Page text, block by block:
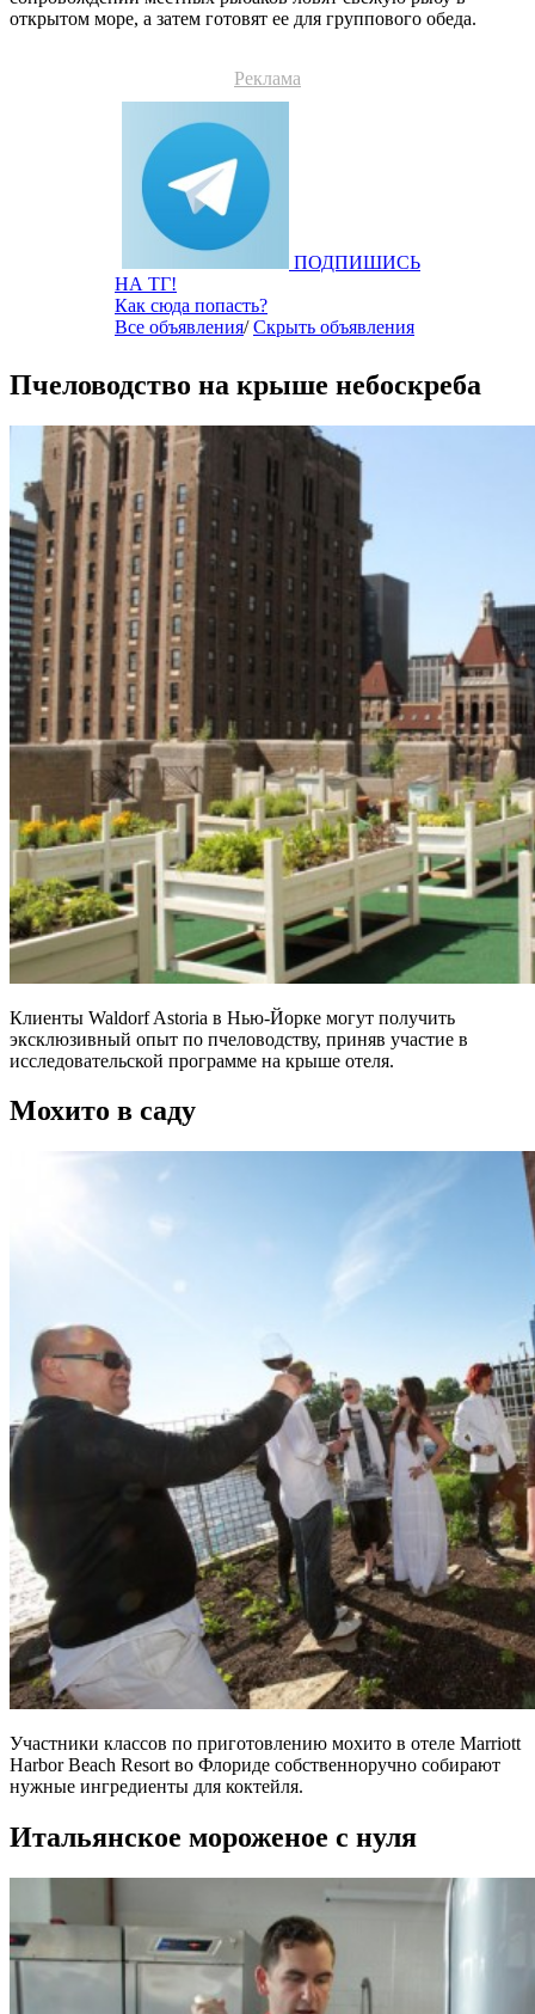
открытом море, а затем готовят ее для группового обеда.
Реклама
ПОДПИШИСЬ
НА ТГ!
Как сюда попасть?
Все объявления/Скрыть объявления
Пчеловодство на крыше небоскреба
Клиенты Waldorf Astoria в Нью-Йорке могут получить
эксклюзивный опыт по пчеловодству, приняв участие в
исследовательской программе на крыше отеля.
Мохито в саду
Участники классов по приготовлению мохито в отеле Marriott
Harbor Beach Resort во Флориде собственноручно собирают
нужные ингредиенты для коктейля.
Итальянское мороженое с нуля